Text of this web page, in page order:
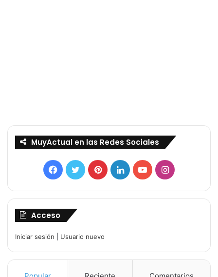
MuyActual en las Redes Sociales
Facebook
TwitterPinterestLinkedInYouTubeInstagram
Acceso
Iniciar sesión Usuario nuevo